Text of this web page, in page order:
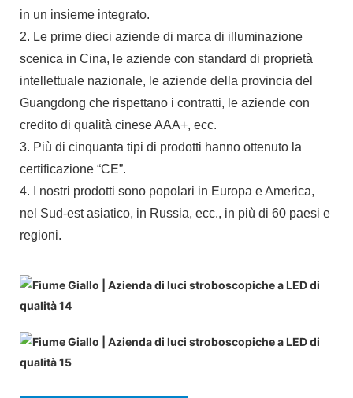
in un insieme integrato.
2. Le prime dieci aziende di marca di illuminazione
scenica in Cina, le aziende con standard di proprietà
intellettuale nazionale, le aziende della provincia del
Guangdong che rispettano i contratti, le aziende con
credito di qualità cinese AAA+, ecc.
3. Più di cinquanta tipi di prodotti hanno ottenuto la
certificazione “CE”.
4. I nostri prodotti sono popolari in Europa e America,
nel Sud-est asiatico, in Russia, ecc., in più di 60 paesi e
regioni.